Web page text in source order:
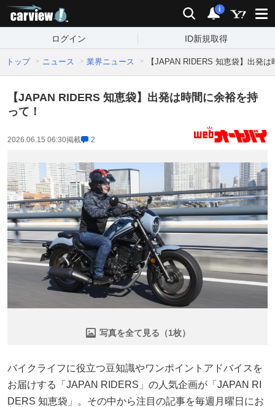
検索 通知
i
ログイン ID新規取得
トップ ニュース 業界ニュース 【JAPAN RIDERS 知恵袋】出発
【JAPAN RIDERS 知恵袋】出発は時間に余裕を持
って！
2026.06.15 06:30掲載 2
写真を全て見る（1枚）
バイクライフに役立つ豆知識やワンポイントアドバイスを
お届けする「JAPAN RIDERS」の人気企画が「JAPAN RI
DERS 知恵袋」。その中から注目の記事を毎週月曜日にお